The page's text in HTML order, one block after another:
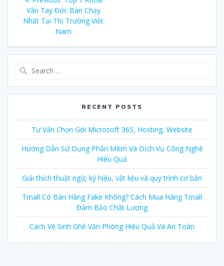
navigation
post:
Vân Tay Đức Bán Chạy
Nhất Tại Thị Trường Việt
Nam
RECENT POSTS
Tư Vấn Chọn Gói Microsoft 365, Hosting, Website
Hướng Dẫn Sử Dụng Phần Mềm Và Dịch Vụ Công Nghệ
Hiệu Quả
Giải thích thuật ngữ, ký hiệu, vật liệu và quy trình cơ bản
Tmall Có Bán Hàng Fake Không? Cách Mua Hàng Tmall
Đảm Bảo Chất Lượng
Cách Vệ Sinh Ghế Văn Phòng Hiệu Quả Và An Toàn